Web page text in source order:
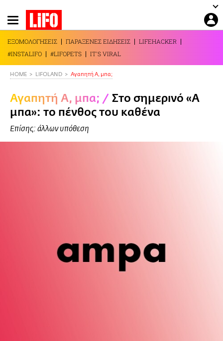
Παράκαμψη
προς
το
κυρίως
περιεχόμενο
ΕΞΟΜΟΛΟΓΗΣΕΙΣ ΠΑΡΑΞΕΝΕΣ ΕΙΔΗΣΕΙΣ
LIFEHACKER
#INSTALIFO
#LIFOPETS IT'S VIRAL
HOME LIFOLAND Αγαπητή Α, μπα;
Αγαπητή Α, μπα; / Στο σημερινό «Α
μπα»: το πένθος του καθένα
Επίσης: άλλων υπόθεση